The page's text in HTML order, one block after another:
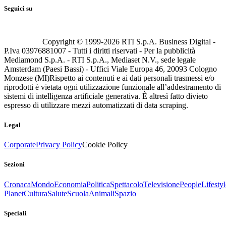
Seguici su
Copyright © 1999-2026 RTI S.p.A. Business Digital -
P.Iva 03976881007 - Tutti i diritti riservati - Per la pubblicità
Mediamond S.p.A. - RTI S.p.A., Mediaset N.V., sede legale
Amsterdam (Paesi Bassi) - Uffici Viale Europa 46, 20093 Cologno
Monzese (MI)Rispetto ai contenuti e ai dati personali trasmessi e/o
riprodotti è vietata ogni utilizzazione funzionale all’addestramento di
sistemi di intelligenza artificiale generativa. È altresì fatto divieto
espresso di utilizzare mezzi automatizzati di data scraping.
Legal
CorporatePrivacy PolicyCookie Policy
Sezioni
CronacaMondoEconomiaPoliticaSpettacoloTelevisionePeople
PlanetCulturaSaluteScuolaAnimaliSpazio
Speciali